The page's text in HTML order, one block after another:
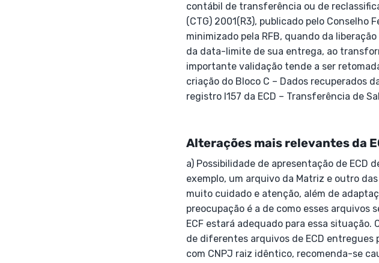
contábil de transferência ou de
(CTG) 2001(R3), publicado pelo Conselho
minimizado pela RFB, quando da
da data-limite de sua entrega, ao
importante validação tende a ser
criação do Bloco C – Dados recuperados
registro I157 da ECD – Transferência de
Alterações mais relevantes da
a) Possibilidade de apresentação de ECD
exemplo, um arquivo da Matriz e outro
muito cuidado e atenção, além de
preocupação é a de como esses arquivos
ECF estará adequado para essa situação.
de diferentes arquivos de ECD
com CNPJ raiz idêntico, recomenda-se